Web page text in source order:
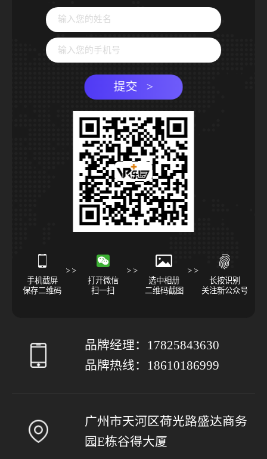
提交 >
手机截屏
保存二维码
打开微信
扫一扫
选中相册
二维码截图
长按识别
关注新公众号
品牌经理： 17825843630
品牌热线： 18610186999
广州市天河区荷光路盛达商务
园E栋谷得大厦